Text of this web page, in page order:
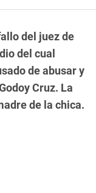
del juez de
del cual
de abusar y
Cruz. La
de la chica.